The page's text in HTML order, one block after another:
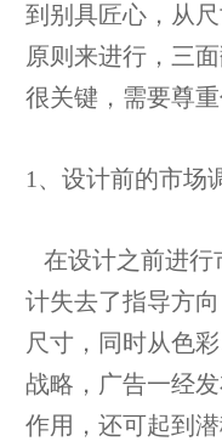
到别具匠心，从
原则来进行，三
很关键，需要尊重
1、设计前的市场
在设计之前进行
计失去了指导方
尺寸，同时从色
战略，广告一经
作用，还可起到潜